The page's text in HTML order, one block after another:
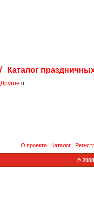
Каталог
Другое 0
О проекте Каталог
©